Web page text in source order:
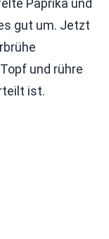
Paprika und
gut um. Jetzt
und rühre
ist.